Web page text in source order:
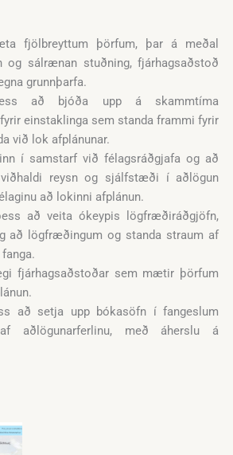
fjölbreyttum þörfum, þar á meðal
og sálrænan stuðning, fjárhagsaðstoð
grunnþarfa.
að bjóða upp á skammtíma
einstaklinga sem standa frammi fyrir
við lok afplánunar.
í samstarf við félagsráðgjafa og að
viðhaldi reysn og sjálfstæði í aðlögun
að lokinni afplánun.
að veita ókeypis lögfræðiráðgjöfn,
að lögfræðingum og standa straum af
fjárhagsaðstoðar sem mætir þörfum
að setja upp bókasöfn í fangeslum
aðlögunarferlinu, með áherslu á